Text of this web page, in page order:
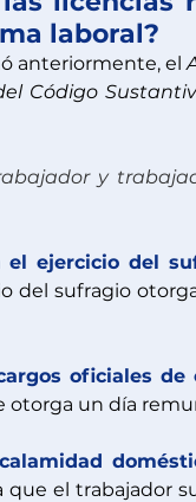
laboral?
anteriormente, el
Código
y
el ejercicio del
del sufragio
oficiales de
otorga un día
que el trabajador